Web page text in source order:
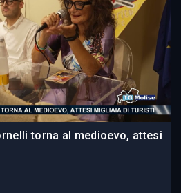
torna al medioevo, attesi